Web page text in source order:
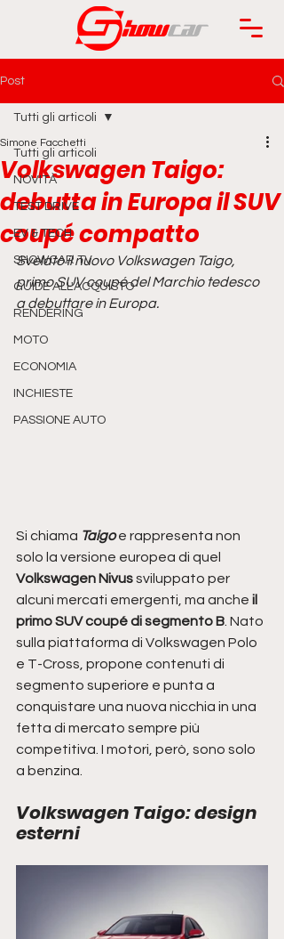
Post
Tutti gli articoli
NOVITÀ
TEST DRIVE
EV & TECH
SHOWCAR TV
GUIDE ALL'ACQUISTO
RENDERING
MOTO
ECONOMIA
INCHIESTE
PASSIONE AUTO
Tutti gli articoli
Volkswagen Taigo:
debutta in Europa il SUV
coupé compatto
Simone Facchetti
Svelato il nuovo Volkswagen Taigo,
primo SUV coupé del Marchio tedesco
a debuttare in Europa.
Si chiama Taigo e rappresenta non
solo la versione europea di quel
Volkswagen Nivus sviluppato per
alcuni mercati emergenti, ma anche il
primo SUV coupé di segmento B. Nato
sulla piattaforma di Volkswagen Polo
e T-Cross, propone contenuti di
segmento superiore e punta a
conquistare una nuova nicchia in una
fetta di mercato sempre più
competitiva. I motori, però, sono solo
a benzina.
Volkswagen Taigo: design
esterni